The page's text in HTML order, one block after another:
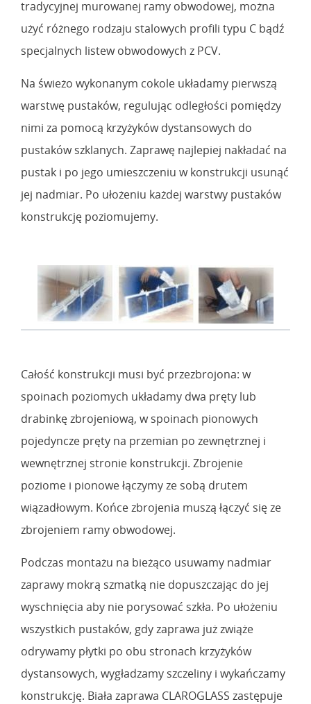
tradycyjnej murowanej ramy obwodowej, można
użyć różnego rodzaju stalowych profili typu C bądź
specjalnych listew obwodowych z PCV.
Na świeżo wykonanym cokole układamy pierwszą
warstwę pustaków, regulując odległości pomiędzy
nimi za pomocą krzyżyków dystansowych do
pustaków szklanych. Zaprawę najlepiej nakładać na
pustak i po jego umieszczeniu w konstrukcji usunąć
jej nadmiar. Po ułożeniu każdej warstwy pustaków
konstrukcję poziomujemy.
Całość konstrukcji musi być przezbrojona: w
spoinach poziomych układamy dwa pręty lub
drabinkę zbrojeniową, w spoinach pionowych
pojedyncze pręty na przemian po zewnętrznej i
wewnętrznej stronie konstrukcji. Zbrojenie
poziome i pionowe łączymy ze sobą drutem
wiązadłowym. Końce zbrojenia muszą łączyć się ze
zbrojeniem ramy obwodowej.
Podczas montażu na bieżąco usuwamy nadmiar
zaprawy mokrą szmatką nie dopuszczając do jej
wyschnięcia aby nie porysować szkła. Po ułożeniu
wszystkich pustaków, gdy zaprawa już zwiąże
odrywamy płytki po obu stronach krzyżyków
dystansowych, wygładzamy szczeliny i wykańczamy
konstrukcję. Biała zaprawa CLAROGLASS zastępuje